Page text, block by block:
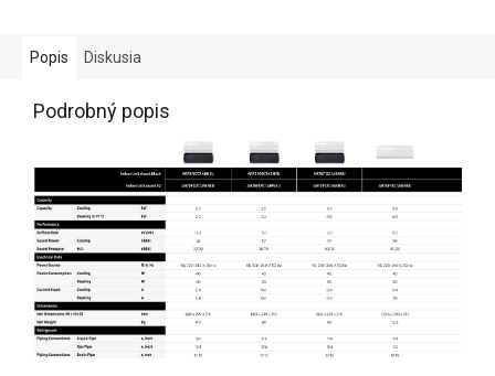
Popis Diskusia
Podrobný popis